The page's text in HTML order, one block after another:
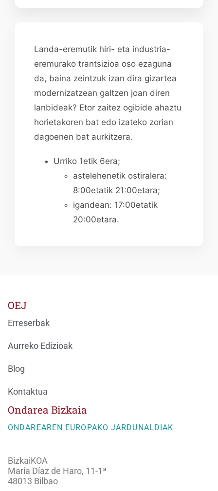
Landa-eremutik hiri- eta industria-
eremurako trantsizioa oso ezaguna
da, baina zeintzuk izan dira gizartea
modernizatzean galtzen joan diren
lanbideak? Etor zaitez ogibide ahaztu
horietakoren bat edo izateko zorian
dagoenen bat aurkitzera.
Urriko 1etik 6era;
astelehenetik ostiralera:
8:00etatik 21:00etara;
igandean: 17:00etatik
20:00etara.
Ondarea Bizkaia
ONDAREAREN EUROPAKO JARDUNALDIAK
BizkaiKOA
María Díaz de Haro, 11-1ª
48013 Bilbao
OEJ
Erreserbak
Aurreko Edizioak
Blog
Kontaktua